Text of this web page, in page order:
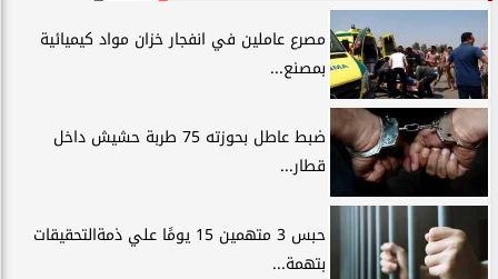
مصرع عاملين في انفجار خزان مواد كيميائية
بمصنع...
ضبط عاطل بحوزته 75 طربة حشيش داخل
قطار...
حبس 3 متهمين 15 يومًا علي ذمةالتحقيقات
بتهمة...